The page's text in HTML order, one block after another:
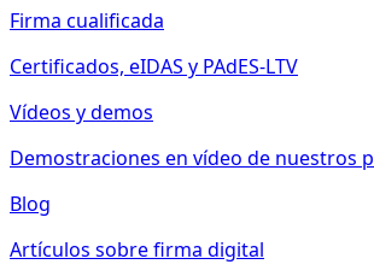
Firma cualificada
Certificados, eIDAS y PAdES-LTV
Vídeos y demos
Demostraciones en vídeo de nuestros
Blog
Artículos sobre firma digital